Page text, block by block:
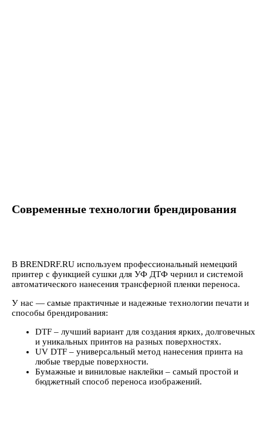
Современные технологии брендирования
В BRENDRF.RU используем профессиональный немецкий
принтер с функцией сушки для УФ ДТФ чернил и системой
автоматического нанесения трансферной пленки переноса.
У нас — самые практичные и надежные технологии печати и
способы брендирования:
DTF – лучший вариант для создания ярких, долговечных
и уникальных принтов на разных поверхностях.
UV DTF – универсальный метод нанесения принта на
любые твердые поверхности.
Бумажные и виниловые наклейки – самый простой и
бюджетный способ переноса изображений.